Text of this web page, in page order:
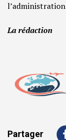
La rédaction
Partager